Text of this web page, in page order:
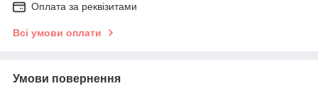
Оплата за реквізитами
Всі умови оплати
Умови повернення